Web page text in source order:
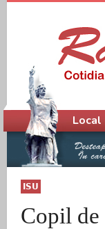
ISU
Copil de
Meniu
Local